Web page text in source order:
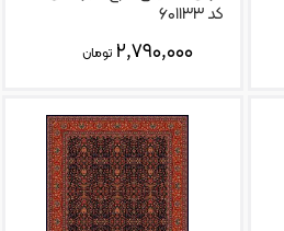
کد ۶۰۱۱۳۳
۲,۷۹۰,۰۰۰ تومان